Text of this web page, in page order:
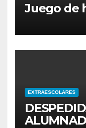
Juego de
EXTRAESCOLARES